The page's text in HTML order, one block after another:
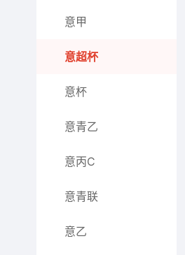
意甲
意超杯
意杯
意青乙
意丙C
意青联
意乙